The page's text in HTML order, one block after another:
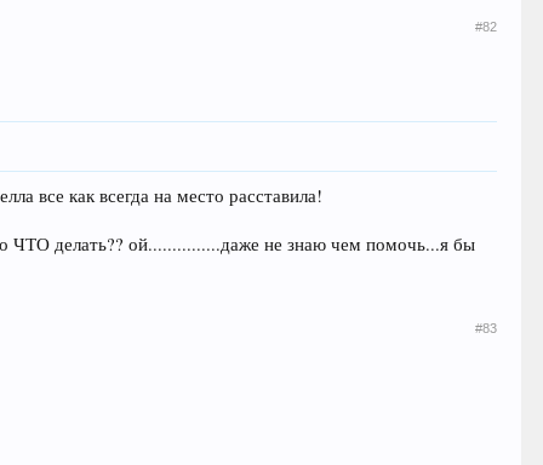
#82
все как всегда на место расставила!
ЧТО делать?? ой...............даже не знаю чем помочь...я бы
#83